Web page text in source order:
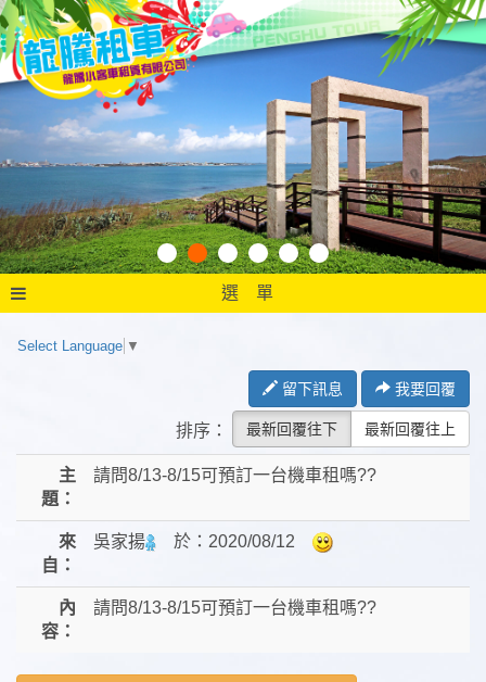
選 單
Select Language ▼
留下訊息 我要回覆
排序： 最新回覆往下 最新回覆往上
主
題：
請問8/13-8/15可預訂一台機車租嗎??
來
自：
吳家揚 於： 2020/08/12
內
容：
請問8/13-8/15可預訂一台機車租嗎??